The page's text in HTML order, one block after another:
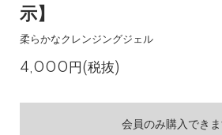
示】
柔らかなクレンジングジェル
4,000円(税抜)
会員のみ購入でき